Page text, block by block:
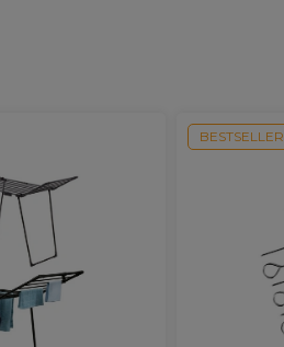
BESTSELLER